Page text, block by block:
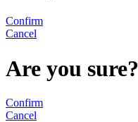
Confirm
Cancel
Are you sure?
Confirm
Cancel